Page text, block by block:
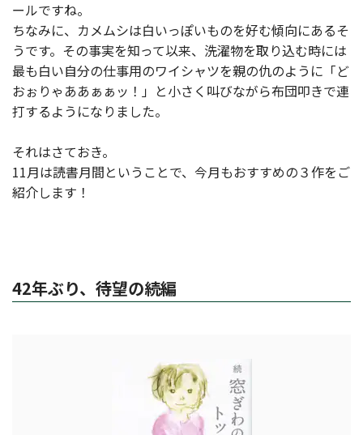
ールですね。
ちなみに、カメムシは白いっぽいものを好む傾向にあるそ
うです。その事実を知って以来、洗濯物を取り込む時には
最も白い自分の仕事用のワイシャツを親の仇のように「ど
おぉりゃああぁぁッ！」と小さく叫びながら布団叩きで連
打するようになりました。
それはさておき。
11月は読書月間ということで、今月もおすすめの３作をご
紹介します！
42年ぶり、待望の続編